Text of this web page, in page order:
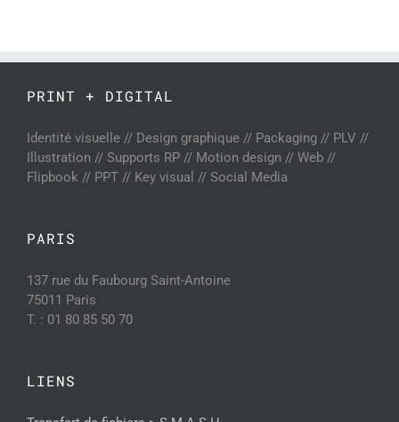
PRINT + DIGITAL
Identité visuelle // Design graphique // Packaging // PLV //
Illustration // Supports RP // Motion design // Web //
Flipbook // PPT // Key visual // Social Media
PARIS
137 rue du Faubourg Saint-Antoine
75011 Paris
T. : 01 80 85 50 70
LIENS